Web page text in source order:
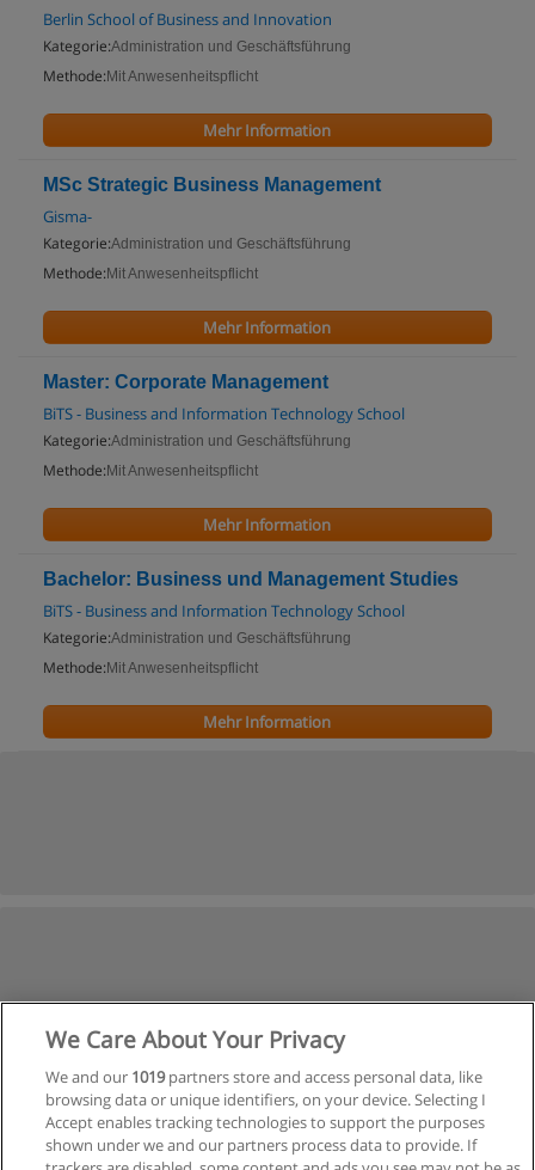
Berlin School of Business and Innovation
Kategorie:Administration und Geschäftsführung
Methode: Mit Anwesenheitspflicht
Mehr Information
MSc Strategic Business Management
Gisma-
Kategorie:Administration und Geschäftsführung
Methode: Mit Anwesenheitspflicht
Mehr Information
Master: Corporate Management
BiTS - Business and Information Technology School
Kategorie:Administration und Geschäftsführung
Methode: Mit Anwesenheitspflicht
Mehr Information
Bachelor: Business und Management Studies
BiTS - Business and Information Technology School
Kategorie:Administration und Geschäftsführung
Methode: Mit Anwesenheitspflicht
Mehr Information
We Care About Your Privacy
We and our 1019partners store and access personal data, like
browsing data or unique identifiers, on your device. Selecting I
Accept enables tracking technologies to support the purposes
shown under we and our partners process data to provide. If